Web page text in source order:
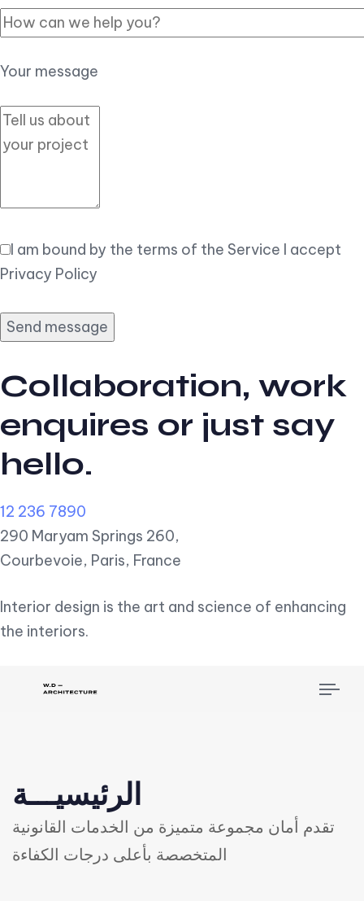
Your message
I am bound by the terms of the Service I accept
Privacy Policy
Collaboration, work
enquires or just say
hello.
12 236 7890
290 Maryam Springs 260,
Courbevoie, Paris, France
Interior design is the art and science of enhancing
the interiors.
الرئيسيـــة
تقدم أمان مجموعة متميزة من الخدمات القانونية
المتخصصة بأعلى درجات الكفاءة